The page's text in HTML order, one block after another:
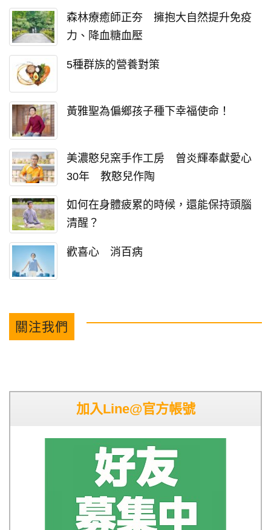
森林療癒師正夯 擁抱大自然提升免疫
力、降血糖血壓
5種群族的營養對策
黃雅聖為偏鄉孩子種下幸福使命！
美濃憨兒窯手作工房 曾炎輝奉獻愛心
30年 教憨兒作陶
如何在身體疲累的時候，還能保持頭腦
清醒？
歡喜心 消百病
關注我們
加入Line@官方帳號